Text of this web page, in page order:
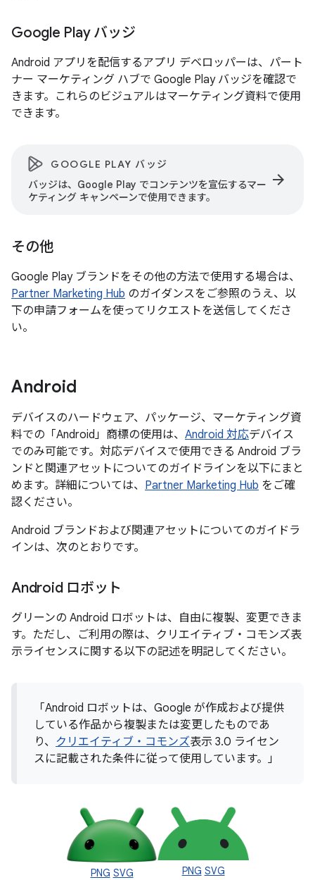
Google Play バッジ
Android アプリを配信するアプリ デベロッパーは、パート
ナー マーケティング ハブで Google Play バッジを確認で
きます。これらのビジュアルはマーケティング資料で使用
できます。
GOOGLE PLAY バッジ
バッジは、Google Play でコンテンツを宣伝するマー
ケティング キャンペーンで使用できます。
arrow_forward
その他
Google Play ブランドをその他の方法で使用する場合は、
Partner Marketing Hub のガイダンスをご参照のうえ、以
下の申請フォームを使ってリクエストを送信してくださ
い。
Android
デバイスのハードウェア、パッケージ、マーケティング資
料での「Android」商標の使用は、 Android 対応デバイス
でのみ可能です。対応デバイスで使用できる Android ブラ
ンドと関連アセットについてのガイドラインを以下にまと
めます。詳細については、 Partner Marketing Hub をご確
認ください。
Android ブランドおよび関連アセットについてのガイドラ
インは、次のとおりです。
Android ロボット
グリーンの Android ロボットは、自由に複製、変更できま
す。ただし、ご利用の際は、クリエイティブ・コモンズ表
示ライセンスに関する以下の記述を明記してください。
「Android ロボットは、Google が作成および提供
している作品から複製または変更したものであ
り、 クリエイティブ・コモンズ表示 3.0 ライセン
スに記載された条件に従って使用しています。」
PNG SVG PNG SVG